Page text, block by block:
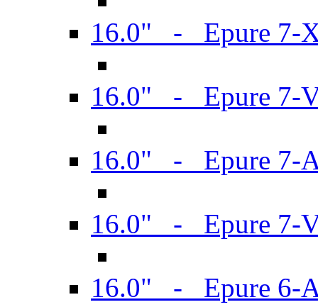
16.0" - Epure 7-
16.0" - Epure 7-
16.0" - Epure 7-
16.0" - Epure 7-
16.0" - Epure 6-